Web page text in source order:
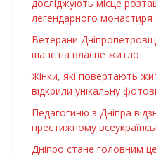
досліджують місце
легендарного
Ветерани
шанс на власне житло
Жінки, які повертають
відкрили унікальну
Педагогиню з Дніпра
престижному
Дніпро стане головним